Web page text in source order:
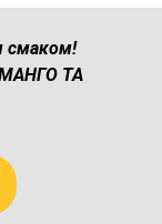
смаком!
ТА